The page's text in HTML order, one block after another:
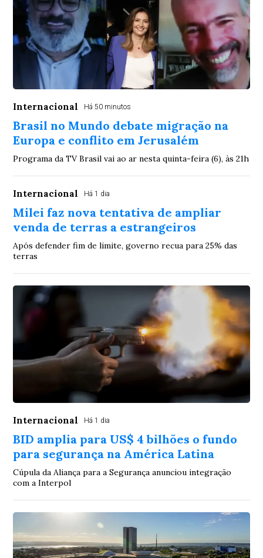
Internacional Há 50 minutos
Brasil no Mundo debate migração na
Europa e conflito em Jerusalém
Programa da TV Brasil vai ao ar nesta quinta-feira (6), às 21h
Internacional Há 1 dia
Milei faz nova tentativa de ampliar
venda de terras a estrangeiros
Após defender fim de limite, governo recua para 25% das
terras
Internacional Há 1 dia
BID amplia para US$ 4 bilhões o fundo
para segurança na América Latina
Cúpula da Aliança para a Segurança anunciou integração
com a Interpol